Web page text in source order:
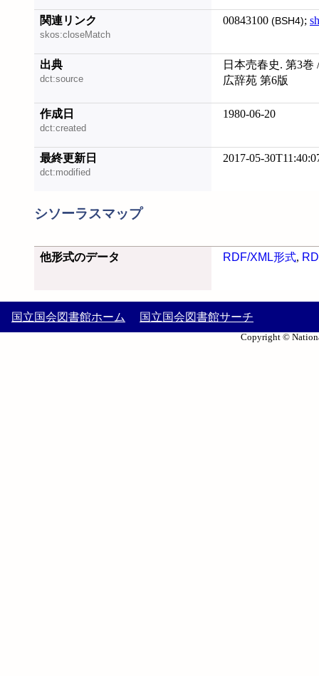
関連リンク
skos:closeMatch
00843100 (BSH4);
出典
dct:source
日本売春史. 第3巻
広辞苑 第6版
作成日
dct:created
1980-06-20
最終更新日
dct:modified
2017-05-
シソーラスマップ
他形式のデータ RDF/XML形式,
国立国会図書館ホーム 国立国会図書館サーチ
Copyright ©